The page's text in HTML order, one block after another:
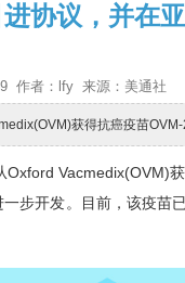
协议，并在
作者：lfy 来源：美通社
获得抗癌疫苗
Vacmedix(OVM)
步开发。目前，该疫苗